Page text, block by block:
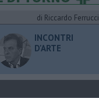
di Riccardo Ferrucci
INCONTRI
D'ARTE